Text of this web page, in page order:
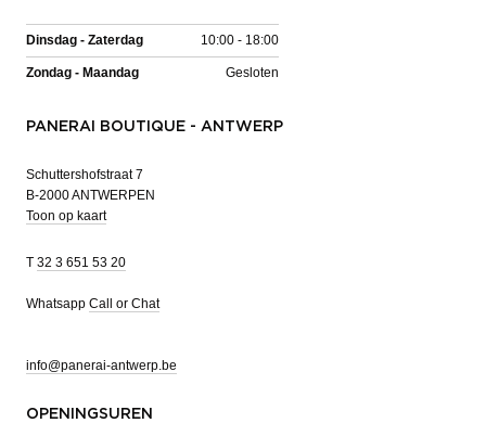
Dinsdag - Zaterdag 10:00 - 18:00
Zondag - Maandag Gesloten
PANERAI BOUTIQUE - ANTWERP
Schuttershofstraat 7
B-2000 ANTWERPEN
Toon op kaart
T 32 3 651 53 20
Whatsapp Call or Chat
info@panerai-antwerp.be
OPENINGSUREN